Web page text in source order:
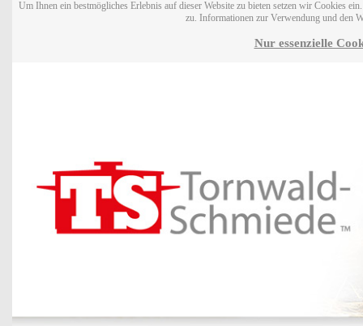
Um Ihnen ein bestmögliches Erlebnis auf dieser Website zu bieten setzen wir Cookies
zu. Informationen zur Verwendung und den
Nur essenzielle